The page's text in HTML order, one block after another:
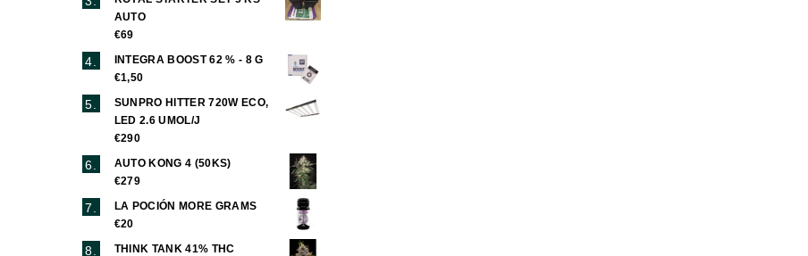
AUTO
€69
INTEGRA BOOST 62 % - 8 G
€1,50
SUNPRO HITTER 720W ECO,
LED 2.6 UMOL/J
€290
AUTO KONG 4 (50KS)
€279
LA POCIÓN MORE GRAMS
€20
THINK TANK 41% THC